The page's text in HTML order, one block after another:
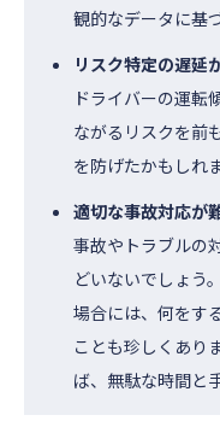
観的なデータに基
リスク特定の遅延
ドライバーの運転
ながるリスクを前
を防げたかもしれ
適切な事故対応が
事故やトラブルの
どいないでしょう
場合には、何をす
ことも珍しくあり
ば、無駄な時間と